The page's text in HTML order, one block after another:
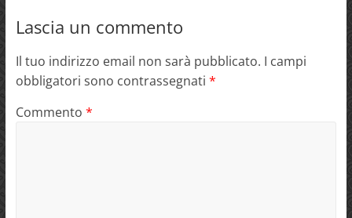
Lascia un commento
Il tuo indirizzo email non sarà pubblicato. I campi
obbligatori sono contrassegnati *
Commento *